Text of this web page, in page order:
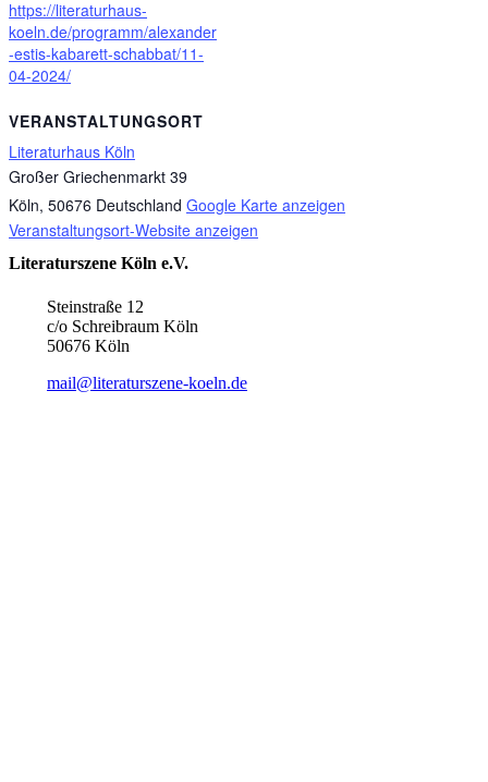
https://literaturhaus-
koeln.de/programm/alexander
-estis-kabarett-schabbat/11-
04-2024/
VERANSTALTUNGSORT
Literaturhaus Köln
Großer Griechenmarkt 39
Köln, 50676 Deutschland Google Karte anzeigen
Veranstaltungsort-Website anzeigen
Literaturszene Köln e.V.
Steinstraße 12
c/o Schreibraum Köln
50676 Köln
mail@literaturszene-koeln.de